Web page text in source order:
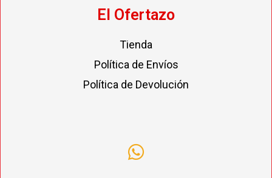
El Ofertazo
Tienda
Política de Envíos
Política de Devolución